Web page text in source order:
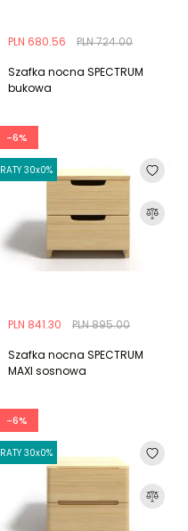
PLN 724.00
PLN 680.56
Szafka nocna SPECTRUM
bukowa
-6%
RATY 30x0%
PLN 895.00
PLN 841.30
Szafka nocna SPECTRUM
MAXI sosnowa
-6%
RATY 30x0%